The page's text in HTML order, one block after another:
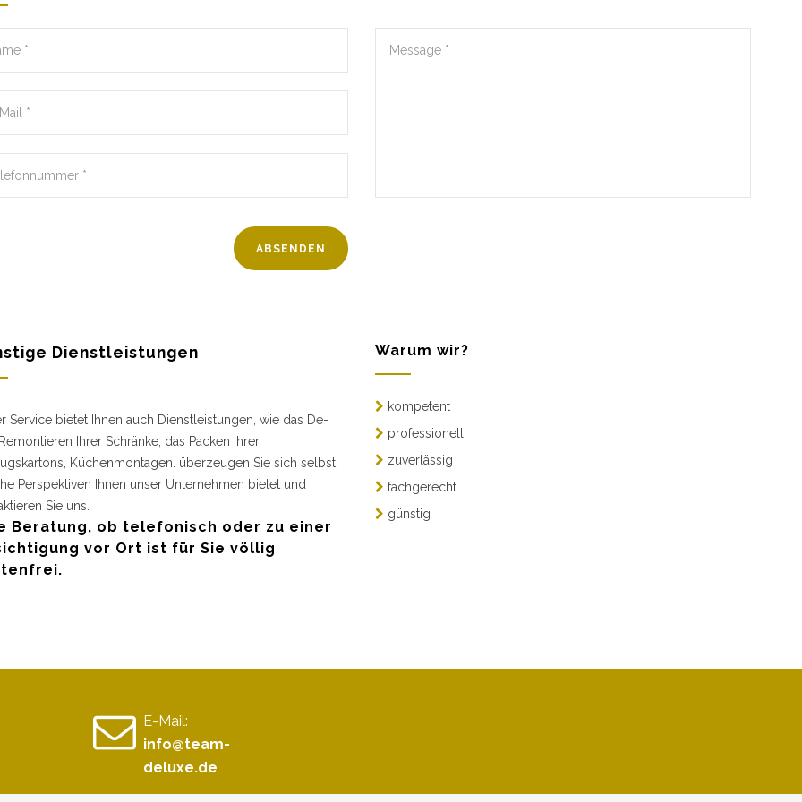
Dienstleistungen
Service bietet Ihnen auch Dienstleistungen, wie das De-
Ihrer Schränke, das Packen Ihrer
Küchenmontagen. überzeugen Sie sich selbst,
Perspektiven Ihnen unser Unternehmen bietet und
Sie uns.
Beratung, ob telefonisch oder zu einer
vor Ort ist für Sie völlig
Warum wir?
kompetent
professionell
zuverlässig
fachgerecht
günstig
E-Mail:
info@team-
deluxe.de